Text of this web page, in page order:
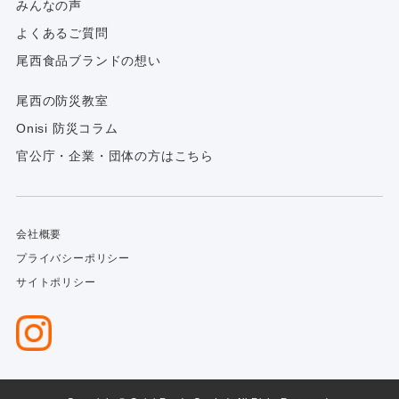
みんなの声
よくあるご質問
尾西食品ブランドの想い
尾西の防災教室
Onisi 防災コラム
官公庁・企業・団体の方はこちら
会社概要
プライバシーポリシー
サイトポリシー